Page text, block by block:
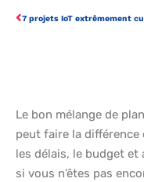
Le bon mélange de
peut faire la différence
les délais, le budget et
si vous n’êtes pas